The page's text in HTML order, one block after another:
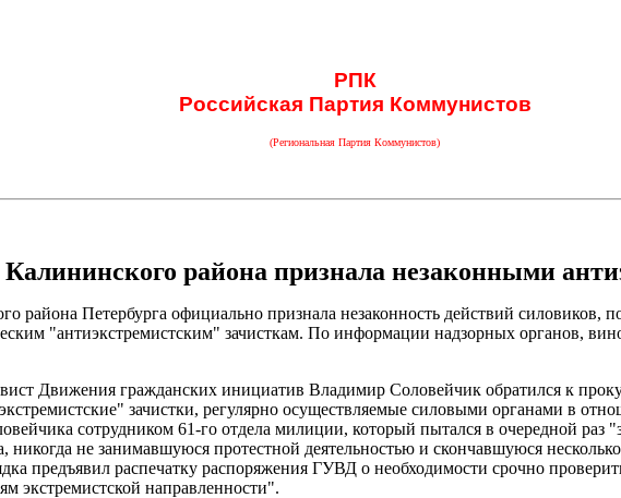
РПК
Российская Партия Коммунистов
(Региональная Партия Коммунистов)
района признала незаконными
района Петербурга официально признала незаконность действий силовиков,
"антиэкстремистским" зачисткам. По информации надзорных органов,
Движения гражданских инициатив Владимир Соловейчик обратился к
зачистки, регулярно осуществляемые силовыми органами в
сотрудником 61-го отдела милиции, который пытался в очередной раз
не занимавшуюся протестной деятельностью и скончавшуюся
предъявил распечатку распоряжения ГУВД о необходимости срочно
экстремистской направленности".